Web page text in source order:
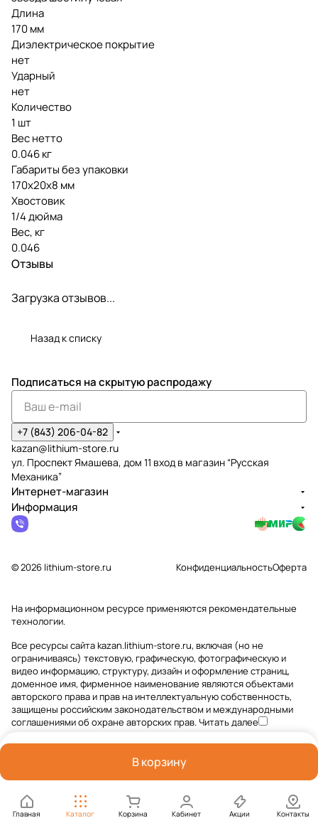
Длина
170 мм
Диэлектрическое покрытие
нет
Ударный
нет
Количество
1 шт
Вес нетто
0.046 кг
Габариты без упаковки
170х20х8 мм
Хвостовик
1/4 дюйма
Вес, кг
0.046
Отзывы
Загрузка отзывов...
Назад к списку
В корзину
Главная Каталог Корзина Кабинет Акции Контакты
Подписаться на скрытую распродажу
+7 (843) 206-04-82
kazan@lithium-store.ru
ул. Проспект Ямашева, дом 11 вход в магазин “Русская
Механика”
Интернет-магазин
Информация
© 2026 lithium-store.ru КонфиденциальностьОферта
На информационном ресурсе применяютсярекомендательные
технологии.
Все ресурсы сайта kazan.lithium-store.ru, включая (но не
ограничиваясь) текстовую, графическую, фотографическую и
видео информацию, структуру, дизайн и оформление страниц,
доменное имя, фирменное наименование являются объектами
авторского права и прав на интеллектуальную собственность,
защищены российским законодательством и международными
соглашениями об охране авторских прав.Читать далее